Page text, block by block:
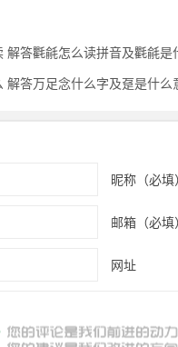
解答氍毹怎么读拼音及氍毹是
解答万足念什么字及趸是什么
昵称（必填
邮箱（必填
网址